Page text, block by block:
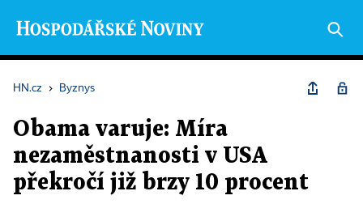
HN.cz › Byznys
Obama varuje: Míra
nezaměstnanosti v USA
překročí již brzy 10 procent